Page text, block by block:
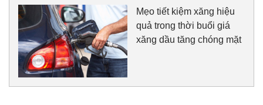
Mẹo tiết kiệm xăng hiệu
quả trong thời buổi giá
xăng dầu tăng chóng mặt